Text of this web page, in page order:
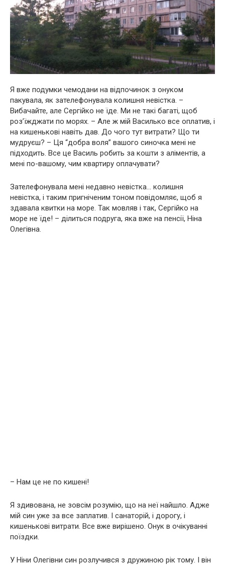
Я вже подумки чемодани на відпочинок з онуком
пакувала, як зателефонувала колишня невістка. –
Вибачайте, але Сергійко не їде. Ми не такі багаті, щоб
роз’їжджати по морях. – Але ж мій Василько все оплатив, і
на кишенькові навіть дав. До чого тут витрати? Що ти
мудруєш? – Ця “добра воля” вашого синочка мені не
підходить. Все це Василь робить за кошти з аліментів, а
мені по-вашому, чим квартиру оплачувати?
Зателефонувала мені недавно невістка… колишня
невістка, і таким пригніченим тоном повідомляє, щоб я
здавала квитки на море. Так мовляв і так, Сергійко на
море не їде! – ділиться подруга, яка вже на пенсії, Ніна
Олегівна.
– Нам це не по кишені!
Я здивована, не зовсім розумію, що на неї найшло. Адже
мій син уже за все заплатив. І санаторій, і дорогу, і
кишенькові витрати. Все вже вирішено. Онук в очікуванні
поїздки.
У Ніни Олегівни син розлучився з дружиною рік тому. І він